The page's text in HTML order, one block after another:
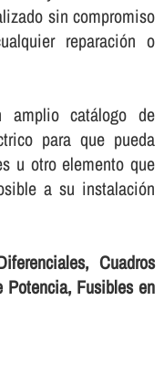
sin compromiso
reparación o
catálogo de
para que pueda
u otro elemento que
a su instalación
Cuadros
Potencia, Fusibles en